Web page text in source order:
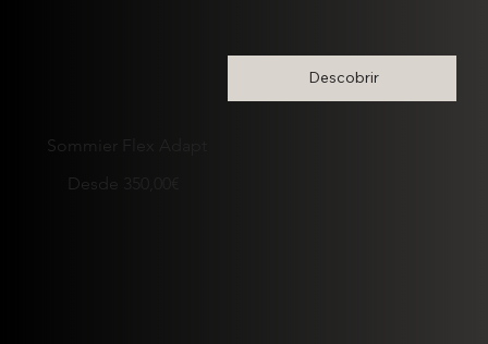
Descobrir
Sommier Flex Adapt
Desde 350,00€